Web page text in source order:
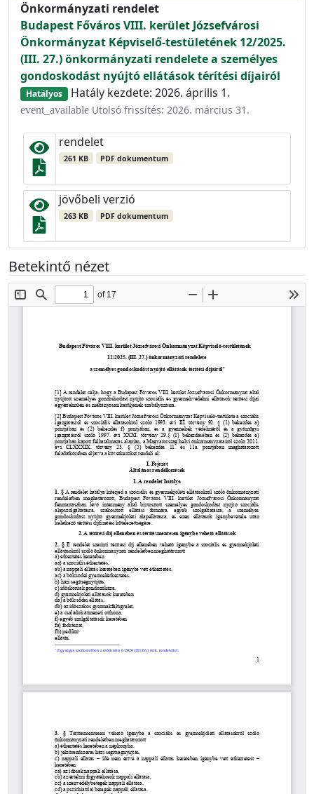
Önkormányzati rendelet
Budapest Főváros VIII. kerület Józsefvárosi
Önkormányzat Képviselő-testületének 12/2025.
(III. 27.) önkormányzati rendelete a személyes
gondoskodást nyújtó ellátások térítési díjairól
Hatályos Hatály kezdete: 2026. április 1.
event_available Utolsó frissítés: 2026. március 31.
rendelet
261 KB PDF dokumentum
jövőbeli verzió
263 KB PDF dokumentum
Betekintő nézet